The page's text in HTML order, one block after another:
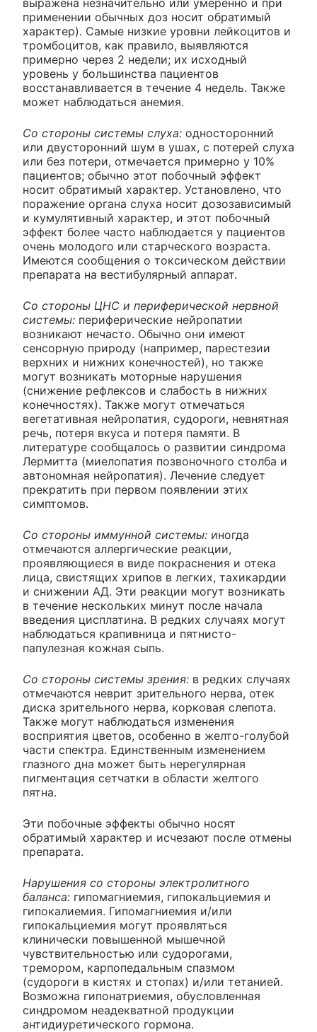
применении обычных доз носит обратимый
характер). Самые низкие уровни лейкоцитов и
тромбоцитов, как правило, выявляются
примерно через 2 недели; их исходный
уровень у большинства пациентов
восстанавливается в течение 4 недель. Также
может наблюдаться анемия.
Со стороны системы слуха: односторонний
или двусторонний шум в ушах, с потерей слуха
или без потери, отмечается примерно у 10%
пациентов; обычно этот побочный эффект
носит обратимый характер. Установлено, что
поражение органа слуха носит дозозависимый
и кумулятивный характер, и этот побочный
эффект более часто наблюдается у пациентов
очень молодого или старческого возраста.
Имеются сообщения о токсическом действии
препарата на вестибулярный аппарат.
Со стороны ЦНС и периферической нервной
системы: периферические нейропатии
возникают нечасто. Обычно они имеют
сенсорную природу (например, парестезии
верхних и нижних конечностей), но также
могут возникать моторные нарушения
(снижение рефлексов и слабость в нижних
конечностях). Также могут отмечаться
вегетативная нейропатия, судороги, невнятная
речь, потеря вкуса и потеря памяти. В
литературе сообщалось о развитии синдрома
Лермитта (миелопатия позвоночного столба и
автономная нейропатия). Лечение следует
прекратить при первом появлении этих
симптомов.
Со стороны иммунной системы: иногда
отмечаются аллергические реакции,
проявляющиеся в виде покраснения и отека
лица, свистящих хрипов в легких, тахикардии
и снижении АД. Эти реакции могут возникать
в течение нескольких минут после начала
введения цисплатина. В редких случаях могут
наблюдаться крапивница и пятнисто-
папулезная кожная сыпь.
Со стороны системы зрения: в редких случаях
отмечаются неврит зрительного нерва, отек
диска зрительного нерва, корковая слепота.
Также могут наблюдаться изменения
восприятия цветов, особенно в желто-голубой
части спектра. Единственным изменением
глазного дна может быть нерегулярная
пигментация сетчатки в области желтого
пятна.
Эти побочные эффекты обычно носят
обратимый характер и исчезают после отмены
препарата.
Нарушения со стороны электролитного
баланса: гипомагниемия, гипокальциемия и
гипокалиемия. Гипомагниемия и/или
гипокальциемия могут проявляться
клинически повышенной мышечной
чувствительностью или судорогами,
тремором, карпопедальным спазмом
(судороги в кистях и стопах) и/или тетанией.
Возможна гипонатриемия, обусловленная
синдромом неадекватной продукции
антидиуретического гормона.